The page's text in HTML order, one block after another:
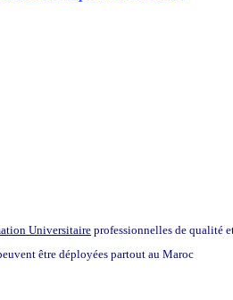
Universitaire professionnelles de qualité
être déployées partout au Maroc